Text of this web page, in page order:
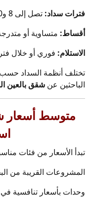
فترات سداد: تصل إلى 8 و10 سنوات
أقساط: متساوية أو
الاستلام: فوري أو خلال
تختلف أنظمة السداد حسب
الباحثين عن شقق بالعين
متوسط أسعار
تبدأ الأسعار من فئات
المشروعات القريبة من
وحدات بأسعار تنافسية